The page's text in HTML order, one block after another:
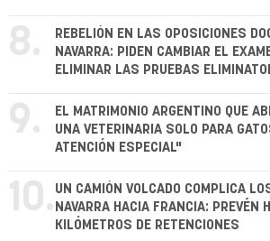
8.
REBELIÓN EN LAS OPOSICIONES
NAVARRA: PIDEN CAMBIAR EL
ELIMINAR LAS PRUEBAS
9.
EL MATRIMONIO ARGENTINO QUE
UNA VETERINARIA SOLO PARA
ATENCIÓN ESPECIAL"
10. UN CAMIÓN VOLCADO COMPLICA
NAVARRA HACIA FRANCIA: PREVÉN
KILÓMETROS DE RETENCIONES